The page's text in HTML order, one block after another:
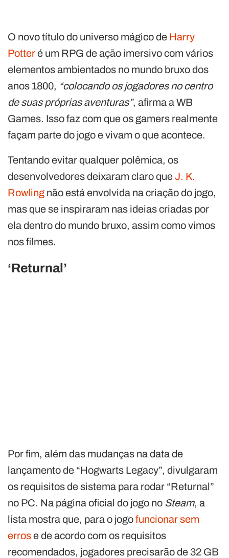
O novo título do universo mágico de Harry
Potteré um RPG de ação imersivo com vários
elementos ambientados no mundo bruxo dos
anos 1800, “colocando os jogadores no centro
de suas próprias aventuras”, afirma a WB
Games. Isso faz com que os gamers realmente
façam parte do jogo e vivam o que acontece.
Tentando evitar qualquer polêmica, os
desenvolvedores deixaram claro queJ. K.
Rowling não está envolvida na criação do jogo,
mas que se inspiraram nas ideias criadas por
ela dentro do mundo bruxo, assim como vimos
nos filmes.
‘Returnal’
Por fim, além das mudanças na data de
lançamento de “Hogwarts Legacy”, divulgaram
os requisitos de sistema para rodar “Returnal”
no PC. Na página oficial do jogo no Steam, a
lista mostra que, para o jogofuncionar sem
errose de acordo com os requisitos
recomendados, jogadores precisarão de 32 GB